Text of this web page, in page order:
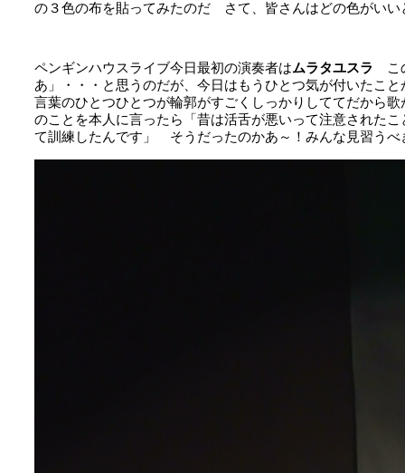
の３色の布を貼ってみたのだ さて、皆さんはどの色がい
ペンギンハウスライブ今日最初の演奏者はムラタユスラ
こ
あ」・・・と思うのだが、今日はもうひとつ気が付いたこ
言葉のひとつひとつが輪郭がすごくしっかりしててだから
のことを本人に言ったら「昔は活舌が悪いって注意された
て訓練したんです」 そうだったのかあ～！みんな見習うべ